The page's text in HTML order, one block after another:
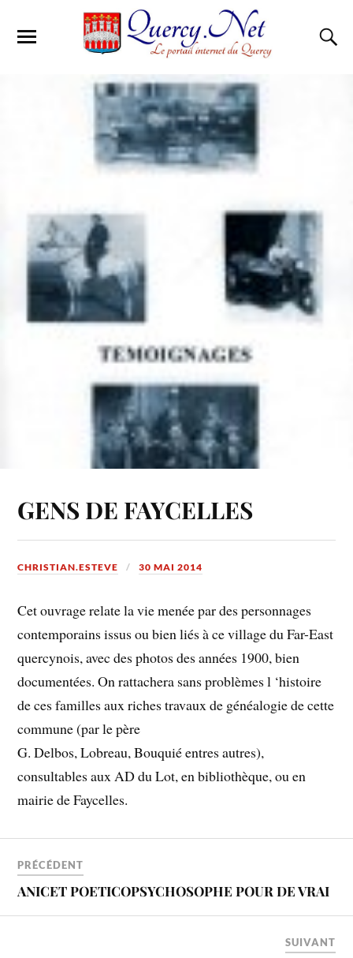
GENS DE FAYCELLES
CHRISTIAN.ESTEVE 30 MAI 2014
Cet ouvrage relate la vie menée par des personnages
contemporains issus ou bien liés à ce village du Far-East
quercynois, avec des photos des années 1900, bien
documentées. On rattachera sans problèmes l ‘histoire
de ces familles aux riches travaux de généalogie de cette
commune (par le père
G. Delbos, Lobreau, Bouquié entres autres),
consultables aux AD du Lot, en bibliothèque, ou en
mairie de Faycelles.
PRÉCÉDENT
ANICET POETICOPSYCHOSOPHE POUR DE VRAI
SUIVANT